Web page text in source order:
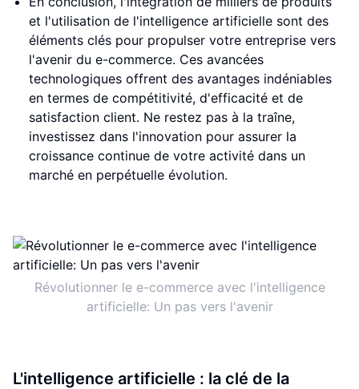
et l'utilisation de l'intelligence artificielle sont des
éléments clés pour propulser votre entreprise vers
l'avenir du e-commerce. Ces avancées
technologiques offrent des avantages indéniables
en termes de compétitivité, d'efficacité et de
satisfaction client. Ne restez pas à la traîne,
investissez dans l'innovation pour assurer la
croissance continue de votre activité dans un
marché en perpétuelle évolution.
Révolutionner le e-commerce avec l'intelligence
artificielle: Un pas vers l'avenir
L'intelligence artificielle : la clé de la